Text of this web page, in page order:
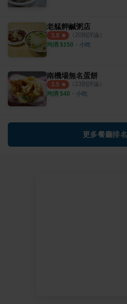
老艋舺鹹粥店
3.8 （ 20則評論）
均消 $150 ・ 小吃
南機場無名蛋餅
3.5 （ 23則評論）
均消 $40 ・ 小吃
更多餐廳排名